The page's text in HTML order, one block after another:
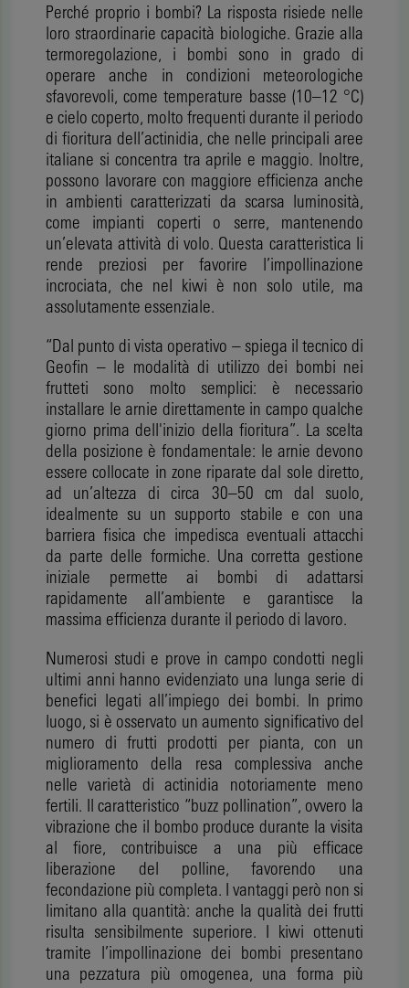
Perché proprio i bombi? La risposta risiede nelle
loro straordinarie capacità biologiche. Grazie alla
termoregolazione, i bombi sono in grado di
operare anche in condizioni meteorologiche
sfavorevoli, come temperature basse (10–12 °C)
e cielo coperto, molto frequenti durante il periodo
di fioritura dell’actinidia, che nelle principali aree
italiane si concentra tra aprile e maggio. Inoltre,
possono lavorare con maggiore efficienza anche
in ambienti caratterizzati da scarsa luminosità,
come impianti coperti o serre, mantenendo
un’elevata attività di volo. Questa caratteristica li
rende preziosi per favorire l’impollinazione
incrociata, che nel kiwi è non solo utile, ma
assolutamente essenziale.
“Dal punto di vista operativo – spiega il tecnico di
Geofin – le modalità di utilizzo dei bombi nei
frutteti sono molto semplici: è necessario
installare le arnie direttamente in campo qualche
giorno prima dell'inizio della fioritura”. La scelta
della posizione è fondamentale: le arnie devono
essere collocate in zone riparate dal sole diretto,
ad un’altezza di circa 30–50 cm dal suolo,
idealmente su un supporto stabile e con una
barriera fisica che impedisca eventuali attacchi
da parte delle formiche. Una corretta gestione
iniziale permette ai bombi di adattarsi
rapidamente all’ambiente e garantisce la
massima efficienza durante il periodo di lavoro.
Numerosi studi e prove in campo condotti negli
ultimi anni hanno evidenziato una lunga serie di
benefici legati all’impiego dei bombi. In primo
luogo, si è osservato un aumento significativo del
numero di frutti prodotti per pianta, con un
miglioramento della resa complessiva anche
nelle varietà di actinidia notoriamente meno
fertili. Il caratteristico “buzz pollination”, ovvero la
vibrazione che il bombo produce durante la visita
al fiore, contribuisce a una più efficace
liberazione del polline, favorendo una
fecondazione più completa. I vantaggi però non si
limitano alla quantità: anche la qualità dei frutti
risulta sensibilmente superiore. I kiwi ottenuti
tramite l’impollinazione dei bombi presentano
una pezzatura più omogenea, una forma più